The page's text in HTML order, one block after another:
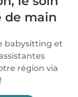
de main
babysitting et
région via